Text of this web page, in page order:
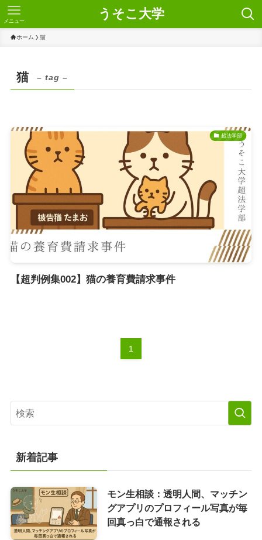
うそこ大学
メニュー
ホーム 猫
猫 – tag –
超法学部
【超判例集002】猫の養育費請求事件
1
新着記事
モン生相談：透明人間、マッチン
グアプリのプロフィール写真が毎
回真っ白で通報される